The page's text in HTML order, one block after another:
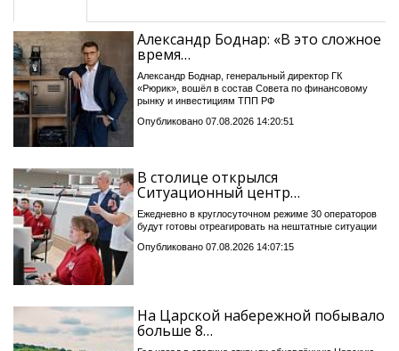
Александр Боднар: «В это сложное
время…
Александр Боднар, генеральный директор ГК
«Рюрик», вошёл в состав Совета по финансовому
рынку и инвестициям ТПП РФ
Опубликовано 07.08.2026 14:20:51
В столице открылся
Ситуационный центр…
Ежедневно в круглосуточном режиме 30 операторов
будут готовы отреагировать на нештатные ситуации
Опубликовано 07.08.2026 14:07:15
На Царской набережной побывало
больше 8…